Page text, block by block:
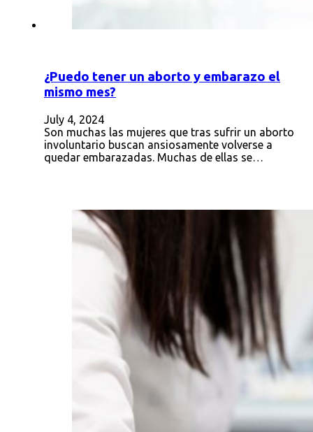
¿Puedo tener un aborto y embarazo el
mismo mes?
July 4, 2024
Son muchas las mujeres que tras sufrir un aborto
involuntario buscan ansiosamente volverse a
quedar embarazadas. Muchas de ellas se…